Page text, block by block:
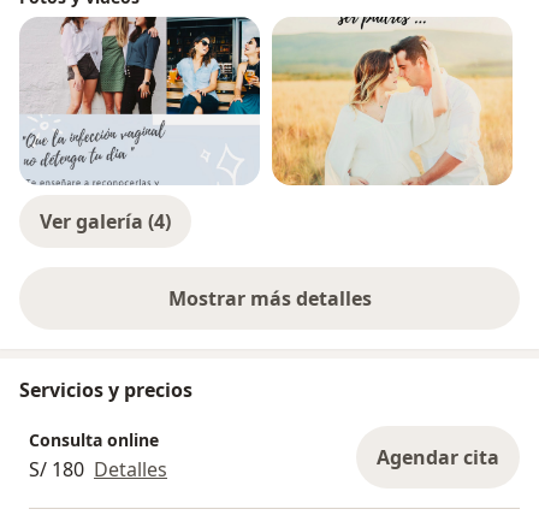
Ver galería (4)
Mostrar más detalles
sobre la experiencia
Servicios y precios
Consulta online
S/ 180 Detalles Agendar cita